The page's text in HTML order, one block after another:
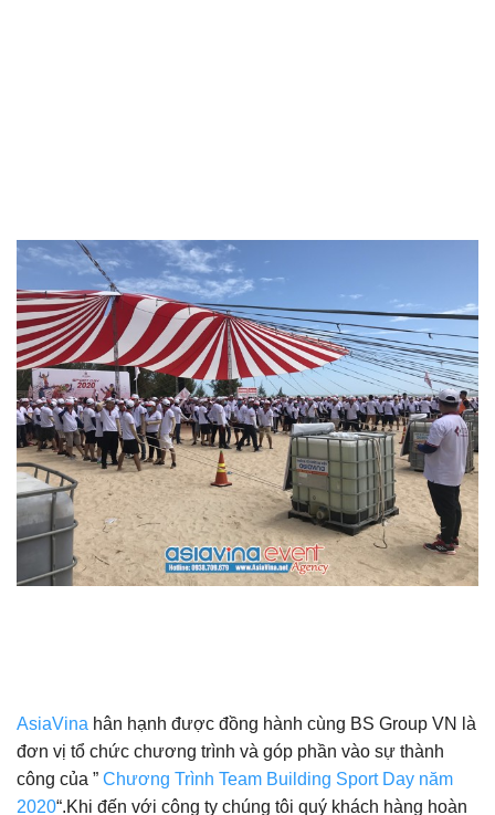
AsiaVina hân hạnh được đồng hành cùng BS Group VN là
đơn vị tổ chức chương trình và góp phần vào sự thành
công của ” Chương Trình Team Building Sport Day năm
2020“.Khi đến với công ty chúng tôi quý khách hàng hoàn